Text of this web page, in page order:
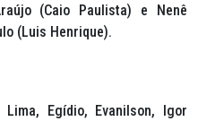
(Caio Paulista) e Nenê
(Luis Henrique).
Egídio, Evanilson, Igor